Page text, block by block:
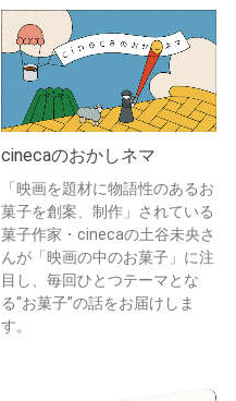
cinecaのおかしネマ
「映画を題材に物語性のあるお
菓子を創案、制作」されている
菓子作家・cinecaの土谷未央さ
んが「映画の中のお菓子」に注
目し、毎回ひとつテーマとな
る“お菓子”の話をお届けしま
す。